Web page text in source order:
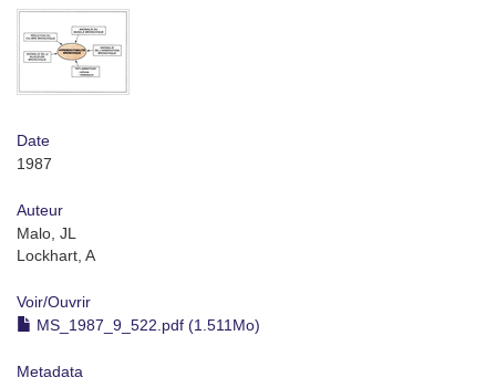
Date
1987
Auteur
Malo, JL
Lockhart, A
Voir/Ouvrir
MS_1987_9_522.pdf (1.511Mo)
Metadata